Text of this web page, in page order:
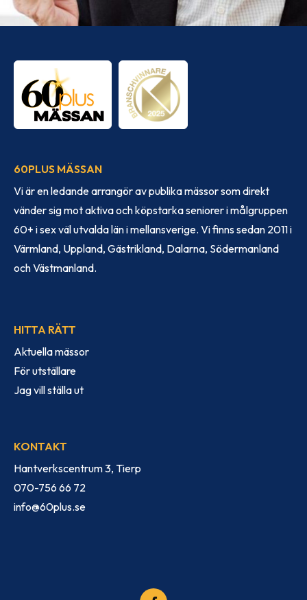
60PLUS MÄSSAN
Vi är en ledande arrangör av publika mässor som direkt
vänder sig mot aktiva och köpstarka seniorer i målgruppen
60+ i sex väl utvalda län i mellansverige. Vi finns sedan 2011 i
Värmland, Uppland, Gästrikland, Dalarna, Södermanland
och Västmanland.
HITTA RÄTT
Aktuella mässor
För utställare
Jag vill ställa ut
KONTAKT
Hantverkscentrum 3, Tierp
070-756 66 72
info@60plus.se